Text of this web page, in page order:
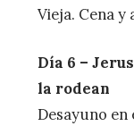
Vieja. Cena y
Día 6 –
la rodean
Desayuno